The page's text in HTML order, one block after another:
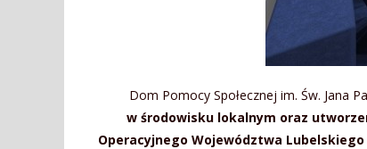
Dom Pomocy Społecznej im. Św. Jana
w środowisku lokalnym oraz
Operacyjnego Województwa Lubelskiego